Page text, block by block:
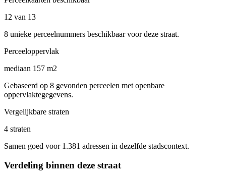
12 van 13
8 unieke perceelnummers beschikbaar voor deze straat.
Perceeloppervlak
mediaan 157 m2
Gebaseerd op 8 gevonden perceelen met openbare
oppervlaktegegevens.
Vergelijkbare straten
4 straten
Samen goed voor 1.381 adressen in dezelfde stadscontext.
Verdeling binnen deze straat